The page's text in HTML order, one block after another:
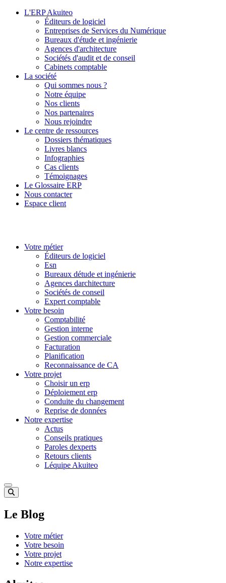
L'ERP Akuiteo
Éditeurs de logiciel
Entreprises de Services du Numérique
Bureaux d'étude et ingénierie
Agences d'architecture
Sociétés d'audit et de conseil
Cabinets comptable
La société
Qui sommes nous ?
Notre équipe
Nos clients
Nos partenaires
Nous rejoindre
Le centre de ressources
Dossiers thématiques
Livres blancs
Infographies
Cas clients
Témoignages
Le Glossaire ERP
Nous contacter
Espace client
Votre métier
Éditeurs de logiciel
Esn
Bureaux détude et ingénierie
Agences darchitecture
Sociétés de conseil
Expert comptable
Votre besoin
Comptabilité
Gestion interne
Gestion commerciale
Facturation
Planification
Reconnaissance de CA
Votre projet
Choisir un erp
Déploiement erp
Conduite du changement
Reprise de données
Notre expertise
Actus
Conseils pratiques
Paroles dexperts
Retours clients
Léquipe Akuiteo
Le Blog
Votre métier
Votre besoin
Votre projet
Notre expertise